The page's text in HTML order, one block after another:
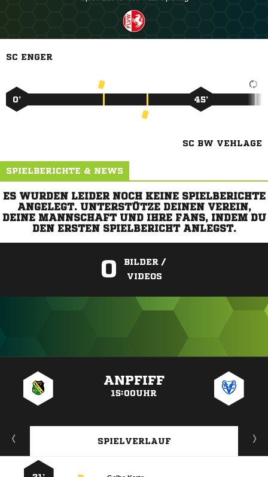
SC ENGER
0’ 45’
SC BW VEHLAGE
SPIELBERICHTE & NEWS
ES WURDEN LEIDER NOCH KEINE SPIELBERICHTE
ANGELEGT. UNTERSTÜTZE DEINEN VEREIN,
DEINE MANNSCHAFT UND IHRE FANS, INDEM DU
DEN ERSTEN SPIELBERICHT ANLEGST.
0
BILDER /
VIDEOS
ANPFIFF
15:00UHR
SPIELVERLAUF